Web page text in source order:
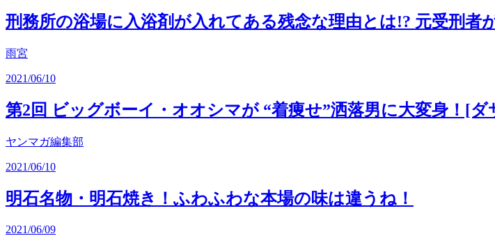
刑務所の浴場に入浴剤が入れてある残念な理由とは!? 元受刑者
雨宮
2021/06/10
第2回 ビッグボーイ・オオシマが “着痩せ”洒落男に大変身！[
ヤンマガ編集部
2021/06/10
明石名物・明石焼き！ふわふわな本場の味は違うね！
2021/06/09